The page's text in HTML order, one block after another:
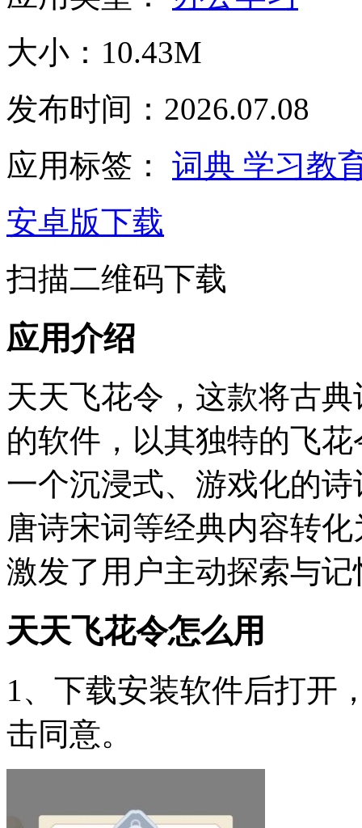
大小：10.43M
发布时间：2026.07.08
应用标签： 词典 学习教
安卓版下载
扫描二维码下载
应用介绍
天天飞花令，这款将古
的软件，以其独特的飞
一个沉浸式、游戏化的
唐诗宋词等经典内容转
激发了用户主动探索与
天天飞花令怎么用
1、下载安装软件后打开
击同意。